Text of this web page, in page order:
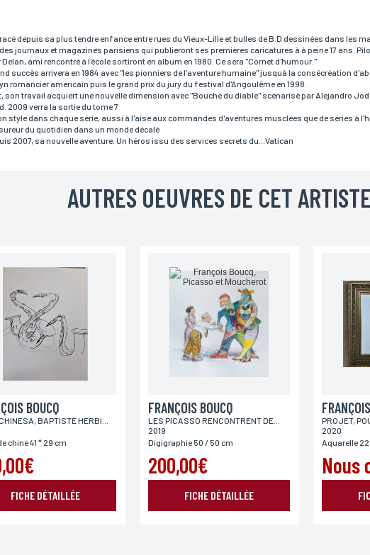
Téléphone
Pays
Monde
ENVOYER MA DEMANDE
depuis sa plus tendre enfance entre rues du Vieux-Lille et bulles de B.D dessinées dans les
journaux et magazines parisiens qui publieront ses premières caricatures à à peine 17 ans.
ami rencontré à l'école sortiront en album en 1980. Ce sera "Cornet d'humour."
succès arrivera en 1984 avec "les pionniers de l'aventure humaine" jusquà la consécréation
romancier américain puis le grand prix du jury du festival d'Angoulême en 1998.
son travail acquiert une nouvelle dimension avec "Bouche du diable" scénarisé par Alejandro
2009 verra la sortie du tome 7
style dans chaque série, aussi à l'aise aux commandes d'aventures musclées que de séries à
du quotidien dans un monde décalé
2007, sa nouvelle aventure. Un héros issu des services secrets du…Vatican
AUTRES OEUVRES DE CET ARTISTE
BOUCQ
chine 41 * 29 cm
FICHE DÉTAILLÉE
FRANÇOIS BOUCQ
LES PICASSO RENCONTRENT DES AMIS À AR UP!
2019
Digigraphie 50 / 50 cm
200,00€
FICHE DÉTAILLÉE
2020
Aquarelle
Nous